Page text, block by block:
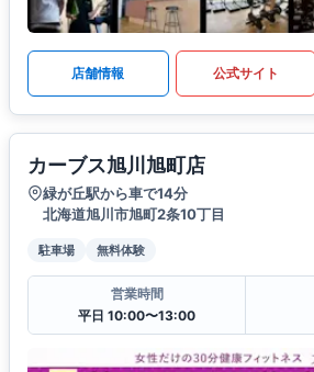
店舗情報 公式サイト
カーブス旭川旭町店
緑が丘駅から車で14分
北海道旭川市旭町2条10丁目
駐車場 無料体験
営業時間
平日 10:00〜13:00